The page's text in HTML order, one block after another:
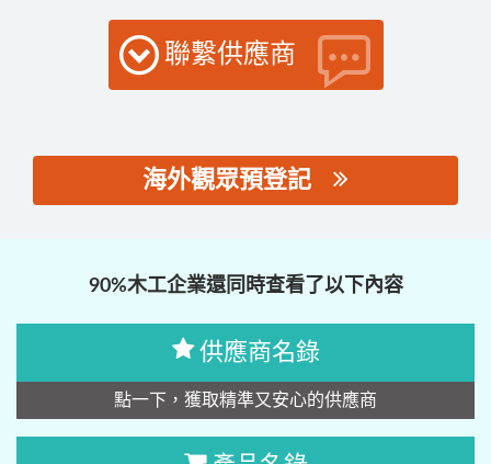
聯繫供應商
海外觀眾預登記
90%木工企業還同時查看了以下內容
供應商名錄
點一下，獲取精準又安心的供應商